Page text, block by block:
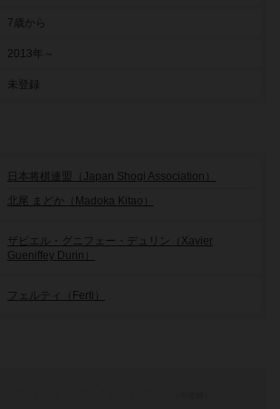
7歳から
2013年～
未登録
日本将棋連盟（Japan Shogi Association）
北尾 まどか（Madoka Kitao）
ザビエル・グニフェー・デュリン（Xavier
Gueniffey Durin）
フェルティ（Ferti）